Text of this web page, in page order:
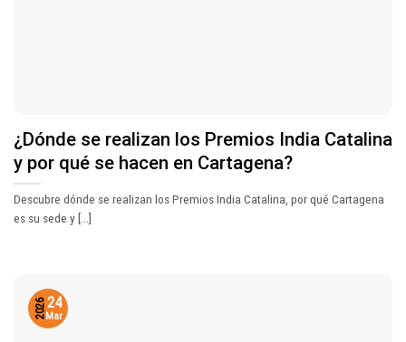
¿Dónde se realizan los Premios India Catalina
y por qué se hacen en Cartagena?
Descubre dónde se realizan los Premios India Catalina, por qué Cartagena
es su sede y [...]
24
Mar
2026